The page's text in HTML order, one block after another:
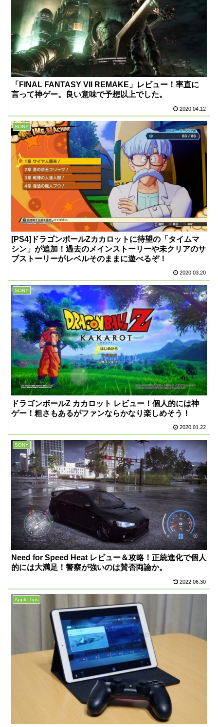
「FINAL FANTASY VII REMAKE」レビュー！率直に
言って神ゲー。良い意味で予想以上でした。
2020.04.12
SONY
[PS4]ドラゴンボールZカカロットに待望の「タイムマ
シン」が追加！過去のメインストーリーや未クリアのサ
ブストーリーがレベルそのままに遊べるぞ！
2020.03.20
SONY
ドラゴンボールZ カカロット レビュー！個人的には神
ゲー！粗さもあるがファンならかなり楽しめそう！
2020.01.22
SONY
Need for Speed Heat レビュー＆攻略！正統進化で個人
的には大満足！警察が強いのは賛否両論か。
2022.06.30
Apple Tips